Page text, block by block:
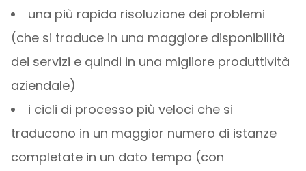
una più rapida risoluzione dei problemi
(che si traduce in una maggiore disponibilità
dei servizi e quindi in una migliore produttività
aziendale)
i cicli di processo più veloci che si
traducono in un maggior numero di istanze
completate in un dato tempo (con